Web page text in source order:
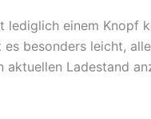
einem Knopf
besonders leicht,
Ladestand